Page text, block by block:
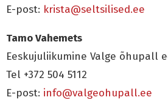
E-post: krista@seltsilised.ee
Tamo Vahemets
Eeskujuliikumine Valge õhupall
Tel +372 504 5112
E-post: info@valgeohupall.ee